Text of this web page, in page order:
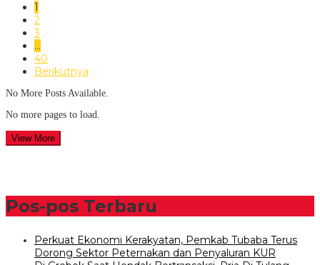
1
2
3
…
40
Berikutnya
No More Posts Available.
No more pages to load.
View More
Pos-pos Terbaru
Perkuat Ekonomi Kerakyatan, Pemkab Tubaba Terus
Dorong Sektor Peternakan dan Penyaluran KUR